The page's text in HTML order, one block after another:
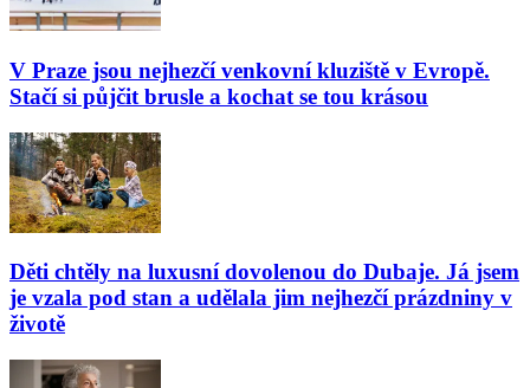
V Praze jsou nejhezčí venkovní kluziště v Evropě.
Stačí si půjčit brusle a kochat se tou krásou
Děti chtěly na luxusní dovolenou do Dubaje. Já jsem
je vzala pod stan a udělala jim nejhezčí prázdniny v
životě